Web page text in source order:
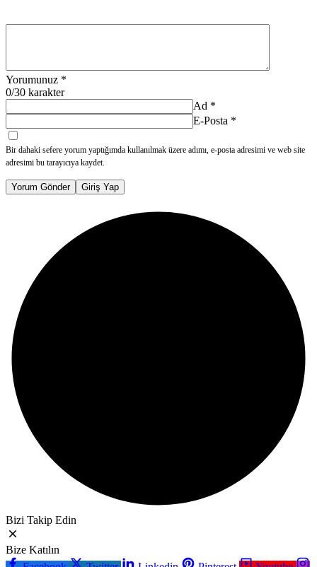
Yorumunuz *
0/30 karakter
Ad *
E-Posta *
Bir dahaki sefere yorum yaptığımda kullanılmak üzere adımı, e-posta adresimi ve web site
adresimi bu tarayıcıya kaydet.
Yorum Gönder Giriş Yap
Bizi Takip Edin
Bize Katılın